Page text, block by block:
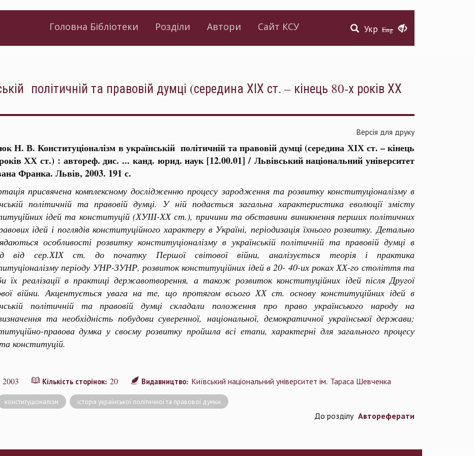
Укр Eng
Головна Бібліотеки Розділи Автори Сайт КСУ
політичній та правовій думці (середина ХІХ ст. – кінець 80-х років ХХ
Версія для друку
Н. В. Конституціоналізм в українській політичній та правовій думці (середина ХІХ ст. – кінець
ХХ ст.) : автореф. дис. ... канд. юрид. наук [12.00.01] / Львівський національний університет
Франка. Львів, 2003. 191 с.
присвячена комплексному дослідженню процесу зародження та розвитку конституціоналізму в
політичній та правовій думці. У ній подається загальна характеристика еволюції змісту
ідей та конституцій (ХУІІІ-ХХ ст.), причини та обставини виникнення перших політичних
ідей і поглядів конституційного характеру в Україні, періодизація їхнього розвитку. Детально
особливості розвитку конституціоналізму в українській політичній та правовій думці в
від сер.ХІХ ст. до початку Першої світової війни, аналізується теорія і практика
періоду УНР-ЗУНР, розвиток конституційних ідей в 20- 40-их роках ХХ-го століття та
їх реалізації в практиці державотворення, а також розвиток конституційних ідей після Другої
війни. Акцентується увага на те, що протягом всього ХХ ст. основу конституційних ідей в
політичній та правовій думці складали положення про право українського народу на
та необхідність побудови суверенної, національної, демократичної української держави;
правова думка у своєму розвитку пройшла всі етапи, характерні для загального процесу
конституцій.
2003 Кількість сторінок: 20 Видавництво: Київський національний університет ім. Тараса Шевченка
конституціоналізм історія української політичної та правової думки
До розділу Автореферати